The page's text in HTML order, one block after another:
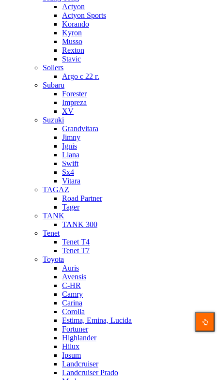
Actyon
Actyon Sports
Korando
Kyron
Musso
Rexton
Stavic
Sollers
Argo с 22 г.
Subaru
Forester
Impreza
XV
Suzuki
Grandvitara
Jimny
Ignis
Liana
Swift
Sx4
Vitara
TAGAZ
Road Partner
Tager
TANK
TANK 300
Tenet
Tenet T4
Tenet T7
Toyota
Auris
Avensis
C-HR
Camry
Carina
Corolla
Estima, Emina, Lucida
Fortuner
Highlander
Hilux
Ipsum
Landcruiser
Landcruiser Prado